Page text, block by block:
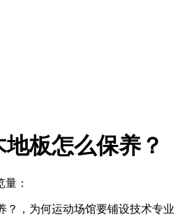
板怎么保养？
量：
？，为何运动场馆要铺设技术专业